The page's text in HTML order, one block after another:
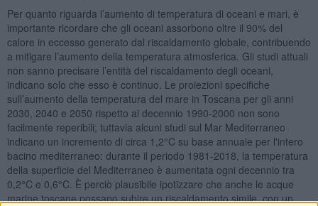
Per quanto riguarda l’aumento di temperatura di oceani e mari, è
importante ricordare che gli oceani assorbono oltre il 90% del
calore in eccesso generato dal riscaldamento globale, contribuendo
a mitigare l’aumento della temperatura atmosferica. Gli studi attuali
non sanno precisare l’entità del riscaldamento degli oceani,
indicano solo che esso è continuo. Le proiezioni specifiche
sull’aumento della temperatura del mare in Toscana per gli anni
2030, 2040 e 2050 rispetto al decennio 1990-2000 non sono
facilmente reperibili; tuttavia alcuni studi sul Mar Mediterraneo
indicano un incremento di circa 1,2°C su base annuale per l'intero
bacino mediterraneo: durante il periodo 1981-2018, la temperatura
della superficie del Mediterraneo è aumentata ogni decennio tra
0,2°C e 0,6°C. È perciò plausibile ipotizzare che anche le acque
marine toscane possano subire un riscaldamento simile, con un